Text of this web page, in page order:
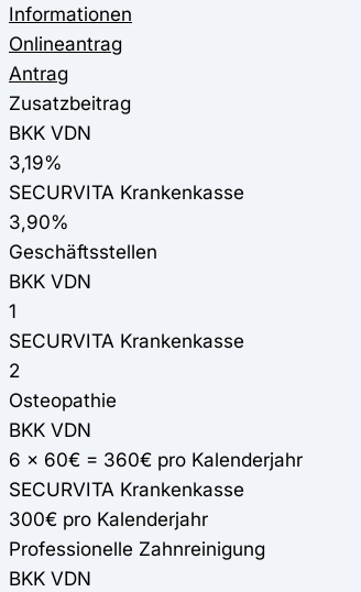
Informationen
Onlineantrag
Antrag
Zusatzbeitrag
BKK VDN
3,19%
SECURVITA Krankenkasse
3,90%
Geschäftsstellen
BKK VDN
1
SECURVITA Krankenkasse
2
Osteopathie
BKK VDN
6 x 60€ = 360€ pro Kalenderjahr
SECURVITA Krankenkasse
300€ pro Kalenderjahr
Professionelle Zahnreinigung
BKK VDN